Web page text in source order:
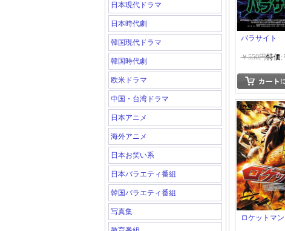
日本現代ドラマ
日本時代劇
韓国現代ドラマ
韓国時代劇
欧米ドラマ
中国・台湾ドラマ
日本アニメ
海外アニメ
日本お笑い系
日本バラエティ番組
韓国バラエティ番組
写真集
パラサイト
￥550円特価:
ロケットマン